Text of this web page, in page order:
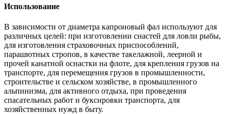
Использование
В зависимости от диаметра капроновый фал используют для
различных целей: при изготовлении снастей для ловли рыбы,
для изготовления страховочных приспособлений,
парашютных стропов, в качестве такелажной, леерной и
прочей канатной оснастки на флоте, для крепления грузов на
транспорте, для перемещения грузов в промышленности,
строительстве и сельском хозяйстве, в промышленного
альпинизма, для активного отдыха, при проведения
спасательных работ и буксировки транспорта, для
хозяйственных нужд в быту.